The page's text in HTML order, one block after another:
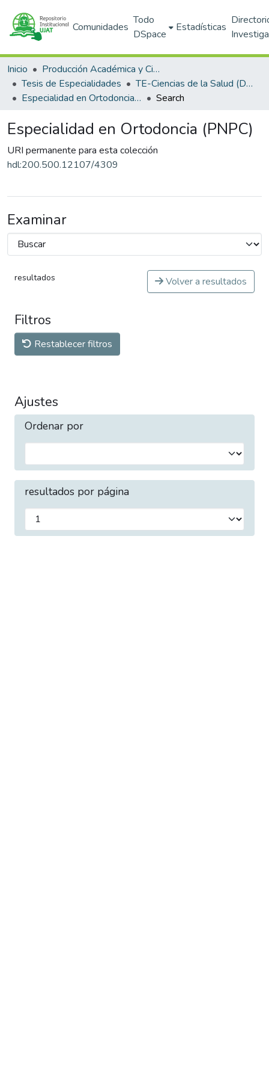
Comunidades
Todo
DSpace
Estadísticas
Inicio
Producción Académica y Científica
Tesis de Especialidades
TE-Ciencias de la Salud (DACS)
Especialidad en Ortodoncia (PNPC)
Search
Especialidad en Ortodoncia (PNPC)
URI permanente para esta colección
hdl:200.500.12107/4309
Examinar
resultados Volver a resultados
Filtros
Restablecer filtros
Ajustes
Ordenar por
resultados por página